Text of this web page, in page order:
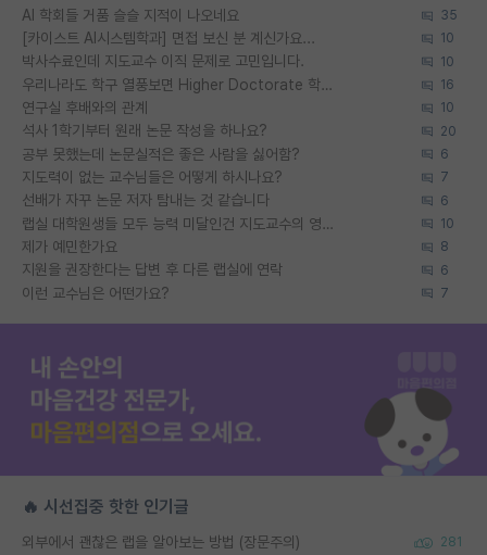
AI 학회들 거품 슬슬 지적이 나오네요 35
[카이스트 AI시스템학과] 면접 보신 분 계신가요... 10
박사수료인데 지도교수 이직 문제로 고민입니다. 10
우리나라도 학구 열풍보면 Higher Doctorate 학위가 필요하다고 봅니다. 16
연구실 후배와의 관계 10
석사 1학기부터 원래 논문 작성을 하나요? 20
공부 못했는데 논문실적은 좋은 사람을 싫어함? 6
지도력이 없는 교수님들은 어떻게 하시나요? 7
선배가 자꾸 논문 저자 탐내는 것 같습니다 6
랩실 대학원생들 모두 능력 미달인건 지도교수의 영향 아닌가? 10
제가 예민한가요 8
지원을 권장한다는 답변 후 다른 랩실에 연락 6
이런 교수님은 어떤가요? 7
🔥 시선집중 핫한 인기글
외부에서 괜찮은 랩을 알아보는 방법 (장문주의) 281